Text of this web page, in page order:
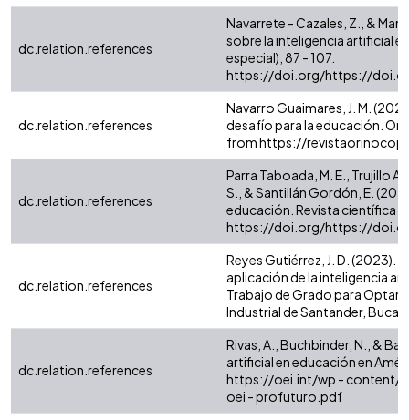
dc.relation.references
Navarrete - Cazales, Z., &
sobre la inteligencia artificial
especial), 87 - 107.
https://doi.org/https://
dc.relation.references
Navarro Guaimares, J. M.
desafío para la educación.
from https://
dc.relation.references
Parra Taboada, M. E., Trujillo
S., & Santillán Gordón, E.
educación. Revista científica
https://doi.org/https://
dc.relation.references
Reyes Gutiérrez, J. D.
aplicación de la inteligencia
Trabajo de Grado para Optar
Industrial de Santander,
dc.relation.references
Rivas, A., Buchbinder, N., &
artificial en educación en
https://oei.int/wp - content/
oei - profuturo.pdf